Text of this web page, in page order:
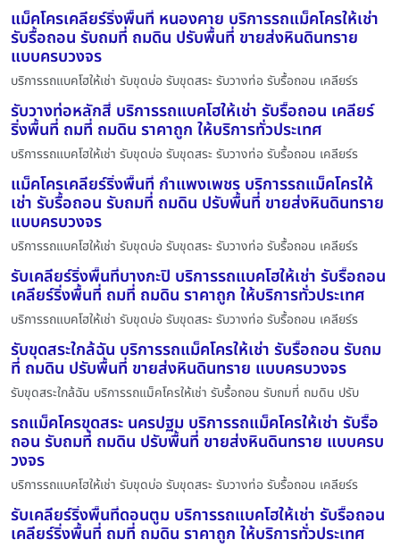
แม็คโครเคลียร์ริ่งพื้นที่ หนองคาย บริการรถแม็คโครให้เช่า
รับรื้อถอน รับถมที่ ถมดิน ปรับพื้นที่ ขายส่งหินดินทราย
แบบครบวงจร
บริการรถแบคโฮให้เช่า รับขุดบ่อ รับขุดสระ รับวางท่อ รับรื้อถอน เคลียร์ร
รับวางท่อหลักสี่ บริการรถแบคโฮให้เช่า รับรื้อถอน เคลียร์
ริ่งพื้นที่ ถมที่ ถมดิน ราคาถูก ให้บริการทั่วประเทศ
บริการรถแบคโฮให้เช่า รับขุดบ่อ รับขุดสระ รับวางท่อ รับรื้อถอน เคลียร์ร
แม็คโครเคลียร์ริ่งพื้นที่ กำแพงเพชร บริการรถแม็คโครให้
เช่า รับรื้อถอน รับถมที่ ถมดิน ปรับพื้นที่ ขายส่งหินดินทราย
แบบครบวงจร
บริการรถแบคโฮให้เช่า รับขุดบ่อ รับขุดสระ รับวางท่อ รับรื้อถอน เคลียร์ร
รับเคลียร์ริ่งพื้นที่บางกะปิ บริการรถแบคโฮให้เช่า รับรื้อถอน
เคลียร์ริ่งพื้นที่ ถมที่ ถมดิน ราคาถูก ให้บริการทั่วประเทศ
บริการรถแบคโฮให้เช่า รับขุดบ่อ รับขุดสระ รับวางท่อ รับรื้อถอน เคลียร์ร
รับขุดสระใกล้ฉัน บริการรถแม็คโครให้เช่า รับรื้อถอน รับถม
ที่ ถมดิน ปรับพื้นที่ ขายส่งหินดินทราย แบบครบวงจร
รับขุดสระใกล้ฉัน บริการรถแม็คโครให้เช่า รับรื้อถอน รับถมที่ ถมดิน ปรับ
รถแม็คโครขุดสระ นครปฐม บริการรถแม็คโครให้เช่า รับรื้อ
ถอน รับถมที่ ถมดิน ปรับพื้นที่ ขายส่งหินดินทราย แบบครบ
วงจร
บริการรถแบคโฮให้เช่า รับขุดบ่อ รับขุดสระ รับวางท่อ รับรื้อถอน เคลียร์ร
รับเคลียร์ริ่งพื้นที่ดอนตูม บริการรถแบคโฮให้เช่า รับรื้อถอน
เคลียร์ริ่งพื้นที่ ถมที่ ถมดิน ราคาถูก ให้บริการทั่วประเทศ